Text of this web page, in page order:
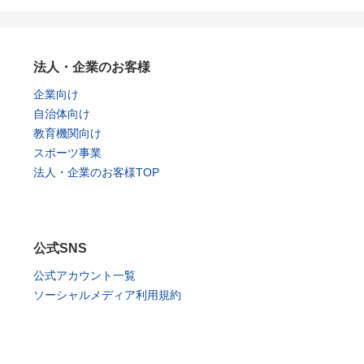
法人・企業のお客様
企業向け
自治体向け
教育機関向け
スポーツ事業
法人・企業のお客様TOP
公式SNS
公式アカウント一覧
ソーシャルメディア利用規約